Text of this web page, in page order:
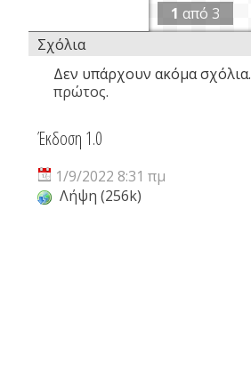
1 από 3
Σχόλια
Δεν υπάρχουν ακόμα σχόλια.
πρώτος.
Έκδοση 1.0
1/9/2022 8:31 πμ
Λήψη (256k)